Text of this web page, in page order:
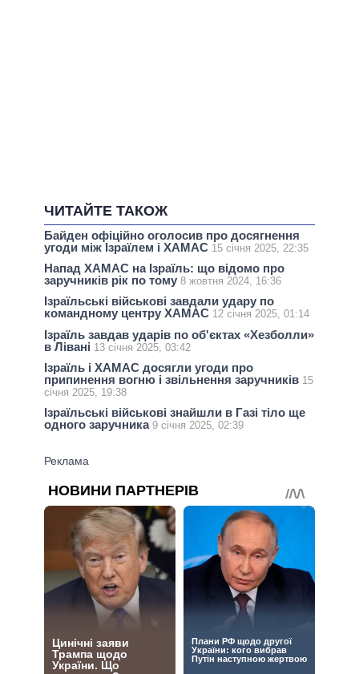
ЧИТАЙТЕ ТАКОЖ
Байден офіційно оголосив про досягнення
угоди між Ізраїлем і ХАМАС 15 січня 2025, 22:35
Напад ХАМАС на Ізраїль: що відомо про
заручників рік по тому 8 жовтня 2024, 16:36
Ізраїльські військові завдали удару по
командному центру ХАМАС 12 січня 2025, 01:14
Ізраїль завдав ударів по об'єктах «Хезболли»
в Лівані 13 січня 2025, 03:42
Ізраїль і ХАМАС досягли угоди про
припинення вогню і звільнення заручників 15
січня 2025, 19:38
Ізраїльські військові знайшли в Газі тіло ще
одного заручника 9 січня 2025, 02:39